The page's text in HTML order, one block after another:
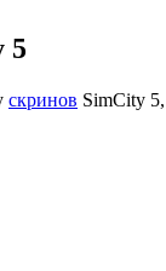
5
скринов SimCity